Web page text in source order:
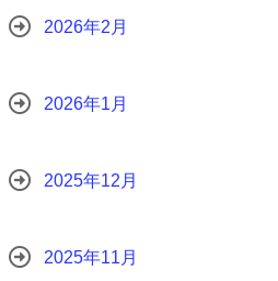
2026年2月
2026年1月
2025年12月
2025年11月